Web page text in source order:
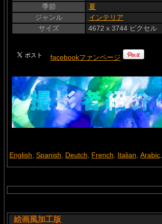
季節
夏
ジャンル
インテリア
サイズ
4672 x 3744 ピクセル
facebookファンページ
English, Spanish, Deutch, French, Italian, Arabic,
絵画風加工版